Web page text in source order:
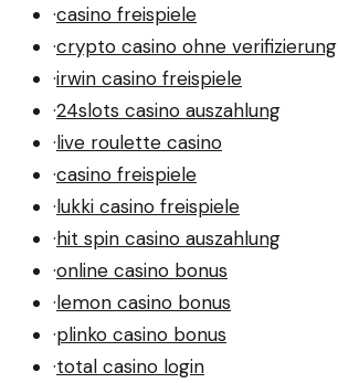
·casino freispiele
·crypto casino ohne verifizierung
·irwin casino freispiele
·24slots casino auszahlung
·live roulette casino
·casino freispiele
·lukki casino freispiele
·hit spin casino auszahlung
·online casino bonus
·lemon casino bonus
·plinko casino bonus
·total casino login